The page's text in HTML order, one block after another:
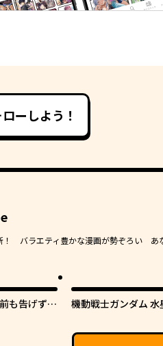
ーしよう！
！ バラエティ豊かな漫画が勢ぞろい
も告げずに
機動戦士ガンダム 水